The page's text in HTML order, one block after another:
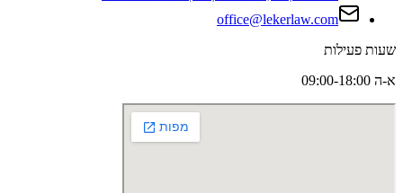
office@lekerlaw.com
שעות פעילות
א-ה 09:00-18:00